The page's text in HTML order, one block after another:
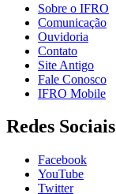
Sobre o IFRO
Comunicação
Ouvidoria
Contato
Site Antigo
Fale Conosco
IFRO Mobile
Redes Sociais
Facebook
YouTube
Twitter